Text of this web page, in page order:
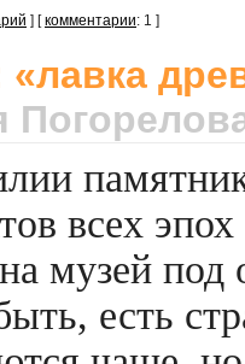
] [комментарии: 1 ]
всех
музей
есть